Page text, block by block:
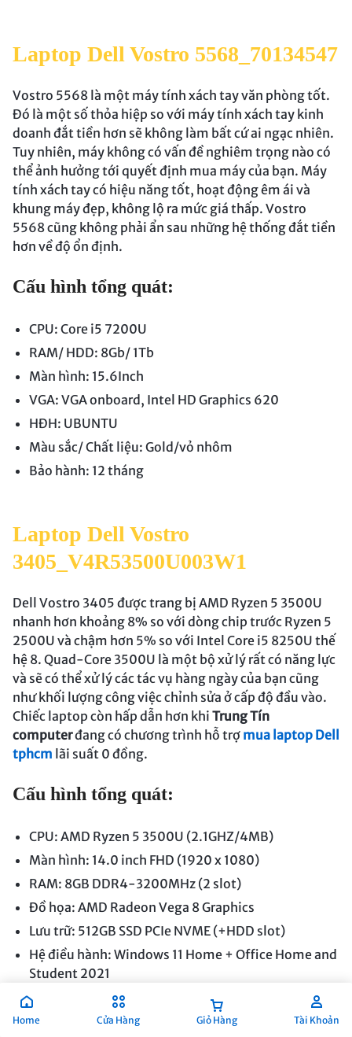
Laptop Dell Vostro 5568_70134547
Vostro 5568 là một máy tính xách tay văn phòng tốt.
Đó là một số thỏa hiệp so với máy tính xách tay kinh
doanh đắt tiền hơn sẽ không làm bất cứ ai ngạc nhiên.
Tuy nhiên, máy không có vấn đề nghiêm trọng nào có
thể ảnh hưởng tới quyết định mua máy của bạn. Máy
tính xách tay có hiệu năng tốt, hoạt động êm ái và
khung máy đẹp, không lộ ra mức giá thấp. Vostro
5568 cũng không phải ẩn sau những hệ thống đắt tiền
hơn về độ ổn định.
Cấu hình tổng quát:
CPU: Core i5 7200U
RAM/ HDD: 8Gb/ 1Tb
Màn hình: 15.6Inch
VGA: VGA onboard, Intel HD Graphics 620
HĐH: UBUNTU
Màu sắc/ Chất liệu: Gold/vỏ nhôm
Bảo hành: 12 tháng
Laptop Dell Vostro
3405_V4R53500U003W1
Dell Vostro 3405 được trang bị AMD Ryzen 5 3500U
nhanh hơn khoảng 8% so với dòng chip trước Ryzen 5
2500U và chậm hơn 5% so với Intel Core i5 8250U thế
hệ 8. Quad-Core 3500U là một bộ xử lý rất có năng lực
và sẽ có thể xử lý các tác vụ hàng ngày của bạn cũng
như khối lượng công việc chỉnh sửa ở cấp độ đầu vào.
Chiếc laptop còn hấp dẫn hơn khi Trung Tín
computerđang có chương trình hỗ trợ mua laptop Dell
tphcm lãi suất 0 đồng.
Cấu hình tổng quát:
CPU: AMD Ryzen 5 3500U (2.1GHZ/4MB)
Màn hình: 14.0 inch FHD (1920 x 1080)
RAM: 8GB DDR4-3200MHz (2 slot)
Đồ họa: AMD Radeon Vega 8 Graphics
Lưu trữ: 512GB SSD PCIe NVME (+HDD slot)
Hệ điều hành: Windows 11 Home + Office Home and
Student 2021
Khối lượng: 1,70kg
Màu sắc: Đen
Home Cửa Hàng Giỏ Hàng Tài Khoản